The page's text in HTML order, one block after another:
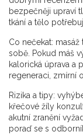
bezpečněji upraví
tkání a tělo
Co nečekat:
sobě. Pokud máš
kalorická úprava a
regeneraci, zmírní
Rizika a tipy:
křečové žíly
akutní zranění
poraď se s